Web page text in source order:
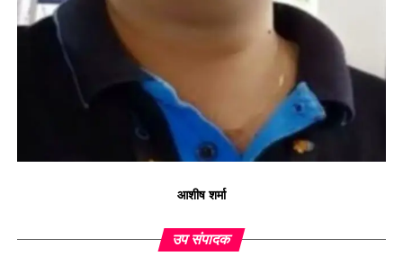
आशीष शर्मा
उप संपादक